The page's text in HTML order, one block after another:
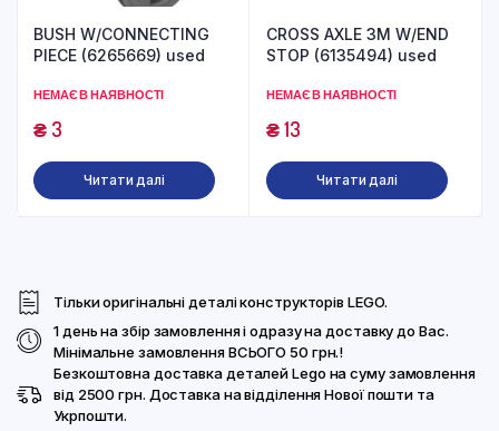
BUSH W/CONNECTING
PIECE (6265669) used
НЕМАЄ В НАЯВНОСТІ
₴3
Читати далі
CROSS AXLE 3M W/END
STOP (6135494) used
НЕМАЄ В НАЯВНОСТІ
₴13
Читати далі
Тільки оригінальні деталі конструкторів LEGO.
1 день на збір замовлення і одразу на доставку до Вас.
Мінімальне замовлення ВСЬОГО 50 грн.!
Безкоштовна доставка деталей Lego на суму замовлення
від 2500 грн. Доставка на відділення Нової пошти та
Укрпошти.